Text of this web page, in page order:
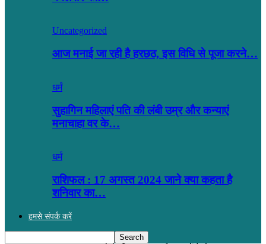
Uncategorized
आज मनाई जा रही है हरछठ, इस विधि से पूजा करने…
धर्मं
सुहागिन महिलाएं पति की लंबी उम्र और कन्याएं
मनाचाहा वर के…
धर्मं
राशिफल : 17 अगस्त 2024 जाने क्या कहता है
शनिवार का…
हमसे संपर्क करें